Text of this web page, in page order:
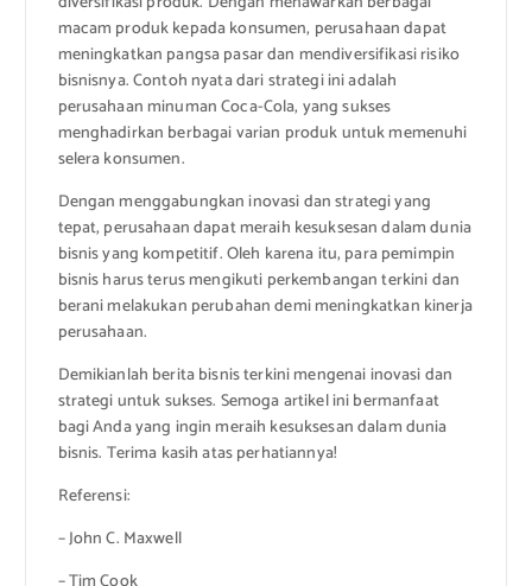
macam produk kepada konsumen, perusahaan dapat
meningkatkan pangsa pasar dan mendiversifikasi risiko
bisnisnya. Contoh nyata dari strategi ini adalah
perusahaan minuman Coca-Cola, yang sukses
menghadirkan berbagai varian produk untuk memenuhi
selera konsumen.
Dengan menggabungkan inovasi dan strategi yang
tepat, perusahaan dapat meraih kesuksesan dalam dunia
bisnis yang kompetitif. Oleh karena itu, para pemimpin
bisnis harus terus mengikuti perkembangan terkini dan
berani melakukan perubahan demi meningkatkan kinerja
perusahaan.
Demikianlah berita bisnis terkini mengenai inovasi dan
strategi untuk sukses. Semoga artikel ini bermanfaat
bagi Anda yang ingin meraih kesuksesan dalam dunia
bisnis. Terima kasih atas perhatiannya!
Referensi:
– John C. Maxwell